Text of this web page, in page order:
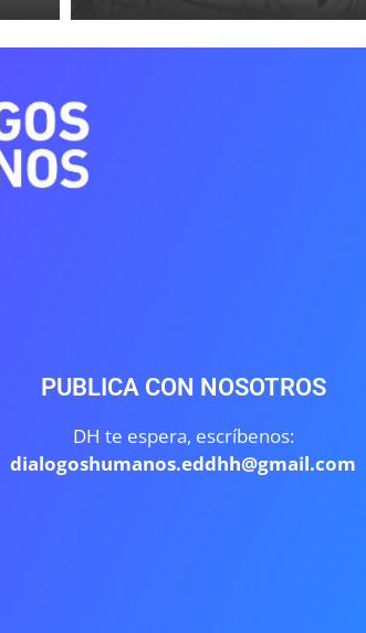
PUBLICA CON NOSOTROS
DH te espera, escríbenos:
dialogoshumanos.eddhh@gmail.com